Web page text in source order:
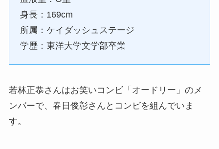
身長：169cm
所属：ケイダッシュステージ
学歴：東洋大学文学部卒業
若林正恭さんはお笑いコンビ「オードリー」のメ
ンバーで、春日俊彰さんとコンビを組んでいま
す。